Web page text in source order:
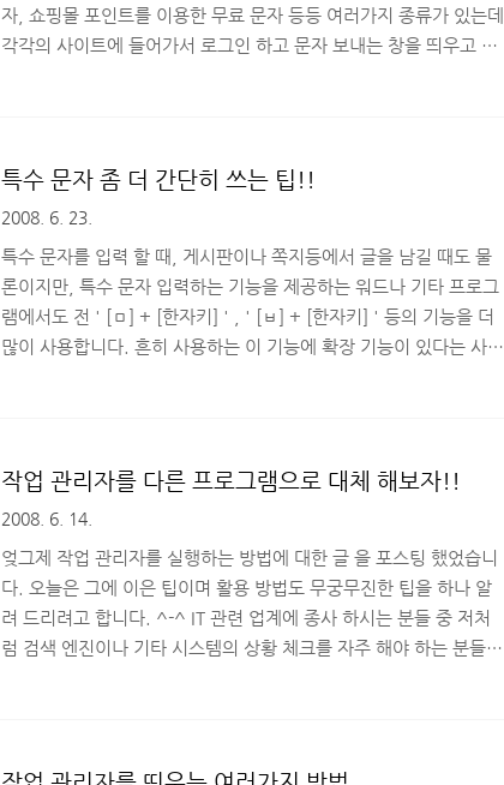
자, 쇼핑몰 포인트를 이용한 무료 문자 등등 여러가지 종류가 있는데
각각의 사이트에 들어가서 로그인 하고 문자 보내는 창을 띄우고 프
하고 편리하게 여러 사이트의 무료 문자들을 통합해서 사용할 수 있
는 프로그램을 소개 할까 합니다^^ 평소에 가입은 했는데 무료 문자
를 제공하는지도 몰랐던 사이트도 몇개 알게 되었답니다. ^^ 우선
프로그램을 제공하는 사이트(http://misako.co..
특수 문자 좀 더 간단히 쓰는 팁!!
2008. 6. 23.
특수 문자를 입력 할 때, 게시판이나 쪽지등에서 글을 남길 때도 물
론이지만, 특수 문자 입력하는 기능을 제공하는 워드나 기타 프로그
램에서도 전 ' [ㅁ] + [한자키] ' , ' [ㅂ] + [한자키] ' 등의 기능을 더
많이 사용합니다. 흔히 사용하는 이 기능에 확장 기능이 있다는 사실
키" 나 특수문자 입력 창 오른쪽 아래부분에 ">>" 를 누르면 아래 그
림과 같이 특수문자 입력창이 확장 된답니다 ^^ 확장 된 메뉴에서
간단히 필요한 특수문자 입력 하면 되겠죠?? 간단 합니다 ..
작업 관리자를 다른 프로그램으로 대체 해보자!!
2008. 6. 14.
엊그제 작업 관리자를 실행하는 방법에 대한 글 을 포스팅 했었습니
다. 오늘은 그에 이은 팁이며 활용 방법도 무궁무진한 팁을 하나 알
려 드리려고 합니다. ^-^ IT 관련 업계에 종사 하시는 분들 중 저처
럼 검색 엔진이나 기타 시스템의 상황 체크를 자주 해야 하는 분들이
용하시기도 하죠. 아시는 분들은 다~ 아시는 작업 관리자 대체 프로